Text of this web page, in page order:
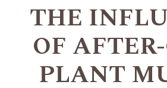
THE
OF
PLANT